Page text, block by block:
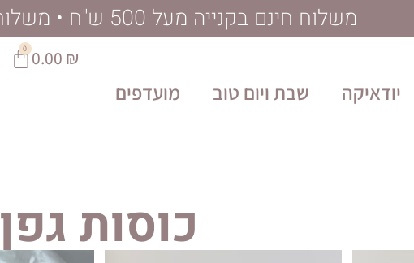
משלוח חינם בקנייה מעל 500 ש"ח • משלוח עד 10 ימי עסקים
יודאיקה שבת ויום טוב מועדפים
0.00 ₪
0
כוסות גפן